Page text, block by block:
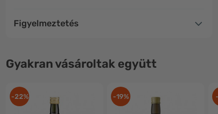
Figyelmeztetés
Gyakran vásároltak együtt
-22% -19%